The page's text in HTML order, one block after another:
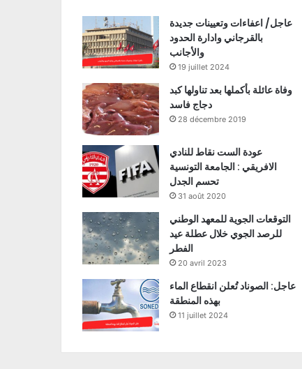
عاجل/ اعفاءات وتعيينات جديدة
بالقرجاني وادارة الحدود
والأجانب
19 juillet 2024
وفاة عائلة بأكملها بعد تناولها كبد
دجاج فاسد
28 décembre 2019
عودة الست نقاط للنادي
الافريقي : الجامعة التونسية
تحسم الجدل
31 août 2020
التوقعات الجوية للمعهد الوطني
للرصد الجوي خلال عطلة عيد
الفطر
20 avril 2023
عاجل: الصوناد تُعلن انقطاع الماء
بهذه المنطقة
11 juillet 2024